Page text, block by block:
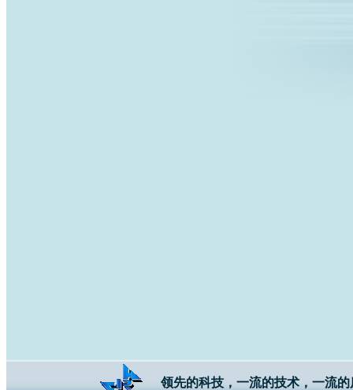
领先的科技，一流的技术，一流